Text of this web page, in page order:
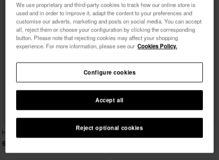
Havaianas Charms Top
6,90 €
We use proprietary and third-party cookies to track how our online store is
used and in order to improve it, adapt the content to your preferences and
customise our adverts, marketing and posts on social media. You can accept
all, reject them or choose your configuration by clicking the corresponding
button. Please note that rejecting cookies may affect your shopping
experience. For more information, please see our Cookies Policy.
Reject optional cookies
Accept all
Configure cookies